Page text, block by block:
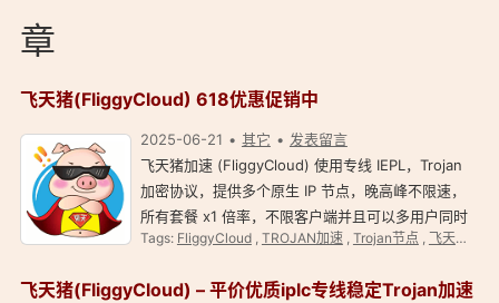
章
飞天猪(FliggyCloud) 618优惠促销中
2025-06-21 其它
发表留言
飞天猪加速 (FliggyCloud) 使用专线 IEPL，Trojan
加密协议，提供多个原生 IP 节点，晚高峰不限速，
所有套餐 x1 倍率，不限客户端并且可以多用户同时
使用，支持 Netflix 、 Disney+ 等流媒体和
FliggyCloud 由海…
Tags: FliggyCloud, TROJAN加速, Trojan节点 , 飞天猪
飞天猪(FliggyCloud) – 平价优质iplc专线稳定Trojan加速